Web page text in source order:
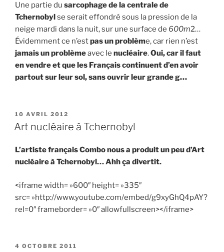
Une partie du sarcophage de la centrale de
Tchernobylse serait effondré sous la pression de la
neige mardi dans la nuit, sur une surface de 600m2…
Évidemment ce n’estpas un problème, car rien n’est
jamais un problèmeavec le nucléaire.Oui, car il faut
en vendre et que les Français continuent d’en avoir
partout sur leur sol, sans ouvrir leur grande g…
PUBLIÉ
LE
10 AVRIL 2012
Art nucléaire à Tchernobyl
L’artiste français Combo nous a produit un peu d’Art
nucléaire à Tchernobyl… Ahh ça divertit.
<iframe width= »600″ height= »335″
src= »http://www.youtube.com/embed/g9xyGhQ4pAY?
rel=0″ frameborder= »0″ allowfullscreen></iframe>
PUBLIÉ
4 OCTOBRE 2011